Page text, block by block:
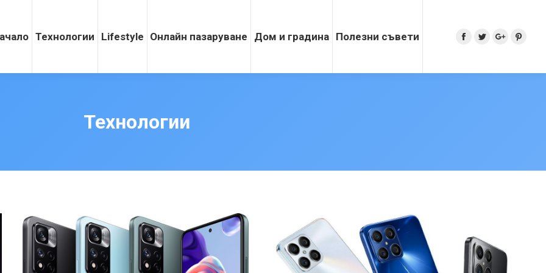
Технологии Lifestyle Онлайн пазаруване Дом и градина Полезни съвети Search:Facebook
TwitterGoogle+
Технологии